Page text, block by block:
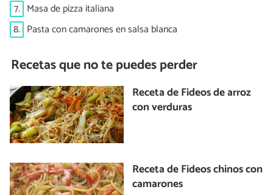
7. Masa de pizza italiana
8. Pasta con camarones en salsa blanca
Recetas que no te puedes perder
Receta de Fideos de arroz
con verduras
Receta de Fideos chinos con
camarones